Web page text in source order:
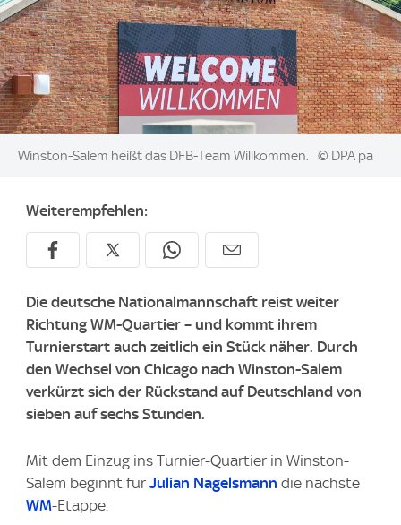
Image:
Winston-Salem heißt das DFB-Team Willkommen. © DPA pa
Weiterempfehlen:
Die deutsche Nationalmannschaft reist weiter
Richtung WM-Quartier – und kommt ihrem
Turnierstart auch zeitlich ein Stück näher. Durch
den Wechsel von Chicago nach Winston-Salem
verkürzt sich der Rückstand auf Deutschland von
sieben auf sechs Stunden.
Mit dem Einzug ins Turnier-Quartier in Winston-
Salem beginnt für Julian Nagelsmann die nächste
WM-Etappe.